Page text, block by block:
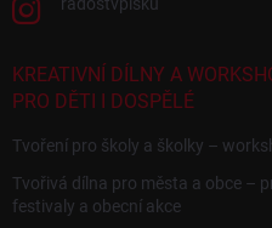
KREATIVNÍ DÍLNY A
PRO DĚTI I DOSPĚLÉ
Tvoření pro školy a školky –
Tvořivá dílna pro města a obce –
festivaly a obecní akce